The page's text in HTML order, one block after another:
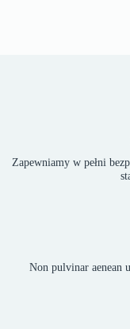
Zapewniamy w pełni
Non pulvinar aenean